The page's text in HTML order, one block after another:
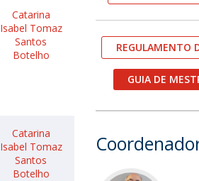
Catarina
Isabel Tomaz
Santos
Botelho
Catarina
Isabel Tomaz
Santos
Botelho
REGULAMENTO
GUIA DE